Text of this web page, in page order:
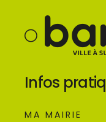
Infos
MA MAIRIE